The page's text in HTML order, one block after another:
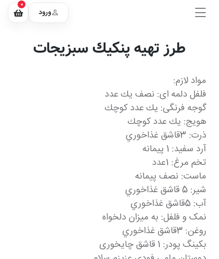
ورود
0
طرز تهیه پنكیك سبزیجات
مواد لازم:
فلفل دلمه ای: نصف يك عدد
گوجه فرنگی: يك عدد كوچك
هویج: يك عدد كوچك
ذرت: 3قاشق غذاخوري
آرد سفید: 1 پيمانه
تخم مرغ: 1عدد
ماست: نصف پيمانه
شیر: 5 قاشق غذاخوري
آب: 5قاشق غذاخوري
نمک و فلفل: به ميزان دلخواه
روغن: 3قاشق غذاخوري
بکینگ پودر: 1 قاشق چایخوری